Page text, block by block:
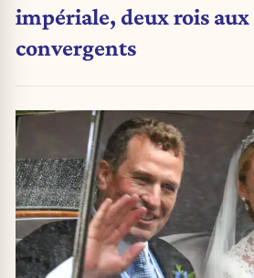
impériale, deux rois
convergents